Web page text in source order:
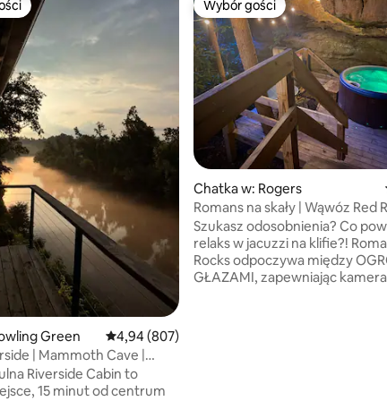
recenzji: 254
z kategorii Wybór gości
Green Średnia ocena: 4,94 na 5, liczba recenzji: 807
4,94 (807)
| Mammoth Cave |
Kentucky
Riverside Cabin to
15 minut od centrum
Wybór gości
Wybór gości
Chatka w: Rogers
Romans na skały | Wąwóz Red
Szukasz odosobnienia? Co
relaks w jacuzzi na klifie?!
Rocks odpoczywa między
GŁAZAMI, zapewniając